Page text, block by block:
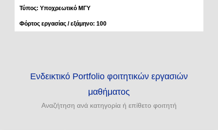
Τύπος: Υποχρεωτικό ΜΓΥ
Φόρτος εργασίας / εξάμηνο: 100
Ενδεικτικό Portfolio φοιτητικών εργασιών
μαθήματος
Αναζήτηση ανά κατηγορία ή επίθετο φοιτητή